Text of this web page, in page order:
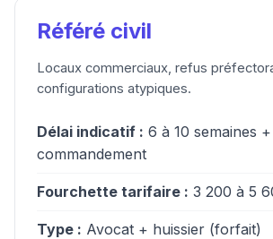
Référé civil
Locaux commerciaux, refus
configurations atypiques.
Délai indicatif : 6 à 10 semaines
commandement
Fourchette tarifaire : 3 200 à 5
Type : Avocat + huissier (forfait)